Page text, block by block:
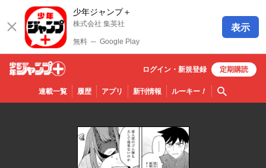
少年ジャンプ＋
株式会社 集英社
無料 ─ Google Play
表示
少年ジ
ャンプ
連載一覧 履歴 アプリ 新刊情報 ルーキー！ 検索
ログイン・ 新規登録 定期購読